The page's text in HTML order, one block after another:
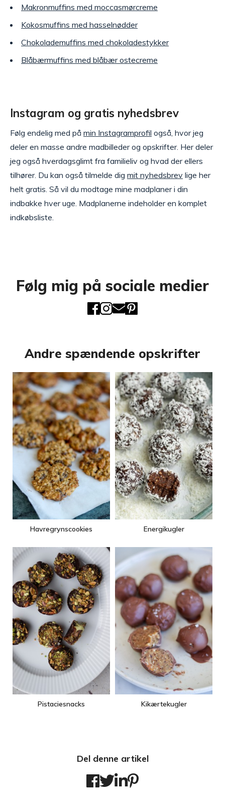
Makronmuffins med moccasmørcreme
Kokosmuffins med hasselnødder
Chokolademuffins med chokoladestykker
Blåbærmuffins med blåbær ostecreme
Instagram og gratis nyhedsbrev
Følg endelig med på min Instagramprofil også, hvor jeg
deler en masse andre madbilleder og opskrifter. Her deler
jeg også hverdagsglimt fra familieliv og hvad der ellers
tilhører. Du kan også tilmelde dig mit nyhedsbrev lige her
helt gratis. Så vil du modtage mine madplaner i din
indbakke hver uge. Madplanerne indeholder en komplet
indkøbsliste.
Følg mig på sociale medier
Andre spændende opskrifter
Havregrynscookies Energikugler
Pistaciesnacks Kikærtekugler
Del denne artikel